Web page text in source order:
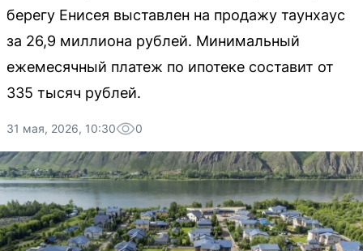
берегу Енисея выставлен на продажу таунхаус
за 26,9 миллиона рублей. Минимальный
ежемесячный платеж по ипотеке составит от
335 тысяч рублей.
31 мая, 2026, 10:30 0